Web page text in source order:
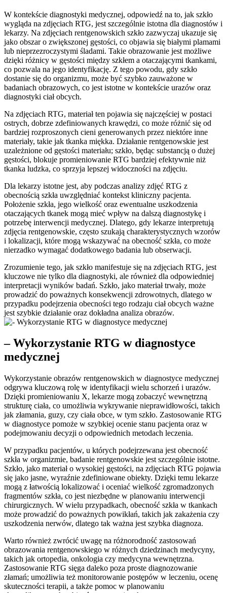
W kontekście diagnostyki medycznej, odpowiedź na to, jak szkło
wygląda na zdjęciach RTG, jest szczególnie istotna dla diagnostów i
lekarzy. Na zdjęciach rentgenowskich szkło zazwyczaj ukazuje się
jako obszar o zwiększonej gęstości, co objawia się białymi plamami
lub nieprzezroczystymi śladami. Takie obrazowanie jest możliwe
dzięki różnicy w gęstości między szkłem a otaczającymi tkankami,
co pozwala na jego identyfikację. Z tego powodu, gdy szkło
dostanie się do organizmu, może być szybko zauważone w
badaniach obrazowych, co jest istotne w kontekście urazów oraz
diagnostyki ciał obcych.
Na zdjęciach RTG, materiał ten pojawia się najczęściej w postaci
ostrych, dobrze zdefiniowanych krawędzi, co może różnić się od
bardziej rozproszonych cieni generowanych przez niektóre inne
materiały, takie jak tkanka miękka. Działanie rentgenowskie jest
uzależnione od gęstości materiału; szkło, będąc substancją o dużej
gęstości, blokuje promieniowanie RTG bardziej efektywnie niż
tkanka ludzka, co sprzyja lepszej widoczności na zdjęciu.
Dla lekarzy istotne jest, aby podczas analizy zdjęć RTG z
obecnością szkła uwzględniać kontekst kliniczny pacjenta.
Położenie szkła, jego wielkość oraz ewentualne uszkodzenia
otaczających tkanek mogą mieć wpływ na dalszą diagnostykę i
potrzebę interwencji medycznej. Dlatego, gdy lekarze interpretują
zdjęcia rentgenowskie, często szukają charakterystycznych wzorów
i lokalizacji, które mogą wskazywać na obecność szkła, co może
nierzadko wymagać dodatkowego badania lub obserwacji.
Zrozumienie tego, jak szkło manifestuje się na zdjęciach RTG, jest
kluczowe nie tylko dla diagnostyki, ale również dla odpowiedniej
interpretacji wyników badań. Szkło, jako materiał trwały, może
prowadzić do poważnych konsekwencji zdrowotnych, dlatego w
przypadku podejrzenia obecności tego rodzaju ciał obcych ważne
jest szybkie działanie oraz dokładna analiza obrazów.
– Wykorzystanie RTG w diagnostyce
medycznej
Wykorzystanie obrazów rentgenowskich w diagnostyce medycznej
odgrywa kluczową rolę w identyfikacji wielu schorzeń i urazów.
Dzięki promieniowaniu X, lekarze mogą zobaczyć wewnętrzną
strukturę ciała, co umożliwia wykrywanie nieprawidłowości, takich
jak złamania, guzy, czy ciała obce, w tym szkło. Zastosowanie RTG
w diagnostyce pomoże w szybkiej ocenie stanu pacjenta oraz w
podejmowaniu decyzji o odpowiednich metodach leczenia.
W przypadku pacjentów, u których podejrzewana jest obecność
szkła w organizmie, badanie rentgenowskie jest szczególnie istotne.
Szkło, jako materiał o wysokiej gęstości, na zdjęciach RTG pojawia
się jako jasne, wyraźnie zdefiniowane obiekty. Dzięki temu lekarze
mogą z łatwością lokalizować i oceniać wielkość zgromadzonych
fragmentów szkła, co jest niezbędne w planowaniu interwencji
chirurgicznych. W wielu przypadkach, obecność szkła w tkankach
może prowadzić do poważnych powikłań, takich jak zakażenia czy
uszkodzenia nerwów, dlatego tak ważna jest szybka diagnoza.
Warto również zwrócić uwagę na różnorodność zastosowań
obrazowania rentgenowskiego w różnych dziedzinach medycyny,
takich jak ortopedia, onkologia czy medycyna wewnętrzna.
Zastosowanie RTG sięga daleko poza proste diagnozowanie
złamań; umożliwia też monitorowanie postępów w leczeniu, ocenę
skuteczności terapii, a także pomoc w planowaniu